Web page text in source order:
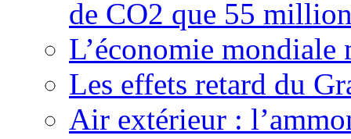
de CO2 que 55
L’économie
Les effets retard du
Air extérieur :